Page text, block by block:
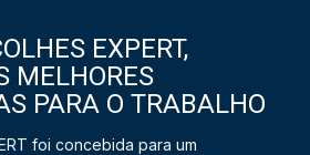
EXPERT,
MELHORES
PARA O TRABALHO
foi concebida para um